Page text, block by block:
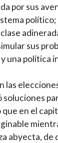
por sus
político;
sus
una política
las
en el
abyecta, de